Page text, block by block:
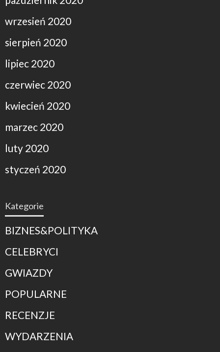
wrzesień 2020
sierpień 2020
lipiec 2020
czerwiec 2020
kwiecień 2020
marzec 2020
luty 2020
styczeń 2020
Kategorie
BIZNES&POLITYKA
CELEBRYCI
GWIAZDY
POPULARNE
RECENZJE
WYDARZENIA